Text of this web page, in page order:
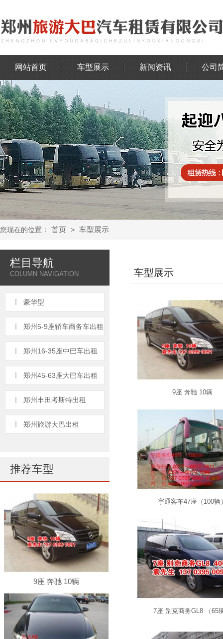
网站首页 车型展示 新闻资讯 公司
您现在的位置： 首页 > 车型展示
栏目导航
COLUMN NAVIGATION
豪华型
郑州5-9座轿车商务车出租
郑州16-35座中巴车出租
郑州45-63座大巴车出租
郑州丰田考斯特出租
郑州旅游大巴出租
推荐车型
9座 奔驰 10辆
车型展示
9座 奔驰 10辆
宇通客车47座（100辆
7座 别克商务GL8 （65